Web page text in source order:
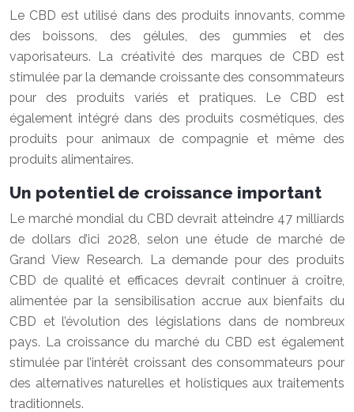
Le CBD est utilisé dans des produits innovants, comme
des boissons, des gélules, des gummies et des
vaporisateurs. La créativité des marques de CBD est
stimulée par la demande croissante des consommateurs
pour des produits variés et pratiques. Le CBD est
également intégré dans des produits cosmétiques, des
produits pour animaux de compagnie et même des
produits alimentaires.
Un potentiel de croissance important
Le marché mondial du CBD devrait atteindre 47 milliards
de dollars d’ici 2028, selon une étude de marché de
Grand View Research. La demande pour des produits
CBD de qualité et efficaces devrait continuer à croître,
alimentée par la sensibilisation accrue aux bienfaits du
CBD et l’évolution des législations dans de nombreux
pays. La croissance du marché du CBD est également
stimulée par l’intérêt croissant des consommateurs pour
des alternatives naturelles et holistiques aux traitements
traditionnels.